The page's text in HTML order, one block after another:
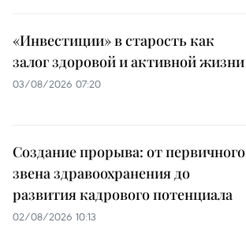
«Инвестиции» в старость как
залог здоровой и активной жизни
03/08/2026 07:20
Создание прорыва: от первичного
звена здравоохранения до
развития кадрового потенциала
02/08/2026 10:13